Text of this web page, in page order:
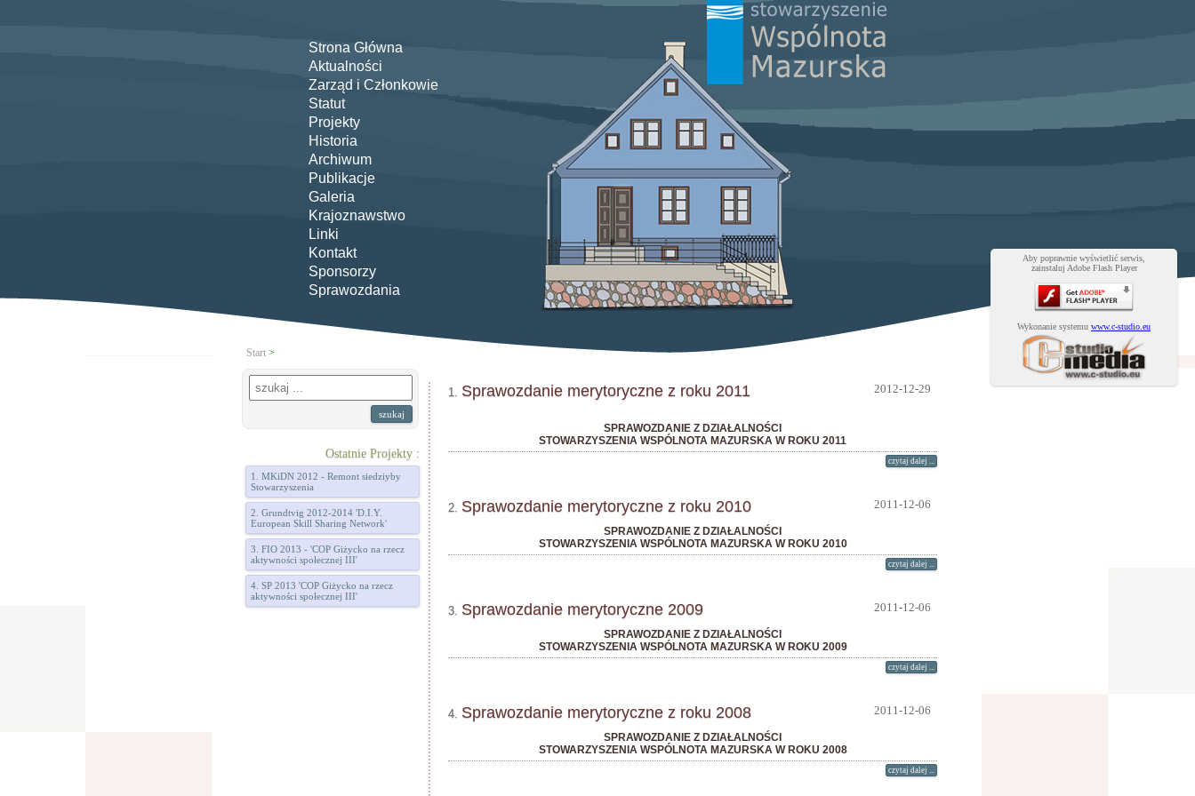
Strona Główna
Aktualności
Zarząd i Członkowie
Statut
Projekty
Historia
Archiwum
Publikacje
Galeria
Krajoznawstwo
Linki
Kontakt
Sponsorzy
Sprawozdania
Aby poprawnie wyświetlić serwis,
zainstaluj Adobe Flash Player
Wykonanie systemu www.c-studio.eu
Start >
Ostatnie Projekty :
1. MKiDN 2012 - Remont siedziyby
Stowarzyszenia
2. Grundtvig 2012-2014 'D.I.Y.
European Skill Sharing Network'
3. FIO 2013 - 'COP Giżycko na rzecz
aktywności społecznej III'
4. SP 2013 'COP Giżycko na rzecz
aktywności społecznej III'
1. Sprawozdanie merytoryczne z roku 2011 2012-12-29
SPRAWOZDANIE Z DZIAŁALNOŚCI
STOWARZYSZENIA WSPÓLNOTA MAZURSKA W ROKU 2011
czytaj dalej ...
2. Sprawozdanie merytoryczne z roku 2010 2011-12-06
SPRAWOZDANIE Z DZIAŁALNOŚCI
STOWARZYSZENIA WSPÓLNOTA MAZURSKA W ROKU 2010
czytaj dalej ...
3. Sprawozdanie merytoryczne 2009 2011-12-06
SPRAWOZDANIE Z DZIAŁALNOŚCI
STOWARZYSZENIA WSPÓLNOTA MAZURSKA W ROKU 2009
czytaj dalej ...
4. Sprawozdanie merytoryczne z roku 2008 2011-12-06
SPRAWOZDANIE Z DZIAŁALNOŚCI
STOWARZYSZENIA WSPÓLNOTA MAZURSKA W ROKU 2008
czytaj dalej ...